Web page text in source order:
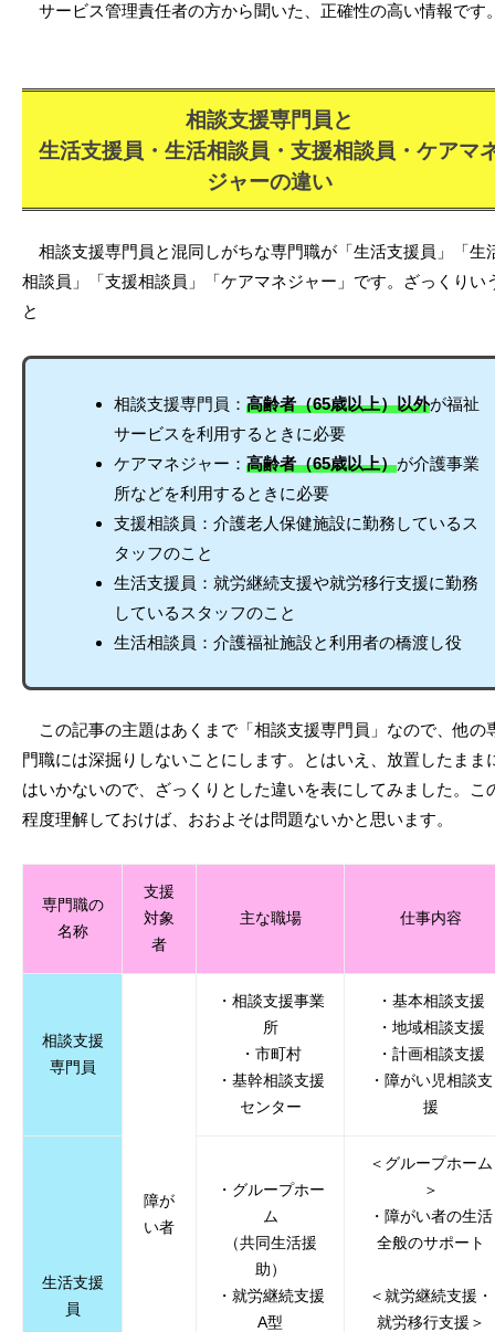
サービス管理責任者の方から聞いた、正確性の高い情報です
相談支援専門員と
生活支援員・生活相談員・支援相談員・ケアマ
ジャーの違い
相談支援専門員と混同しがちな専門職が「生活支援員」「生
相談員」「支援相談員」「ケアマネジャー」です。ざっくりい
と
相談支援専門員： 高齢者（65歳以上）以外が福祉
サービスを利用するときに必要
ケアマネジャー： 高齢者（65歳以上）が介護事業
所などを利用するときに必要
支援相談員：介護老人保健施設に勤務しているス
タッフのこと
生活支援員：就労継続支援や就労移行支援に勤務
しているスタッフのこと
生活相談員：介護福祉施設と利用者の橋渡し役
この記事の主題はあくまで「相談支援専門員」なので、他の
門職には深掘りしないことにします。とはいえ、放置したまま
はいかないので、ざっくりとした違いを表にしてみました。こ
程度理解しておけば、おおよそは問題ないかと思います。
専門職の
名称
支援
対象
者
主な職場 仕事内容
相談支援
専門員
障が
い者
・相談支援事業
所
・市町村
・基幹相談支援
センター
・基本相談支援
・地域相談支援
・計画相談支援
・障がい児相談支
援
生活支援
員
・グループホー
ム
（共同生活援
助）
・就労継続支援
A型
＜グループホーム
＞
・障がい者の生活
全般のサポート
＜就労継続支援・
就労移行支援＞